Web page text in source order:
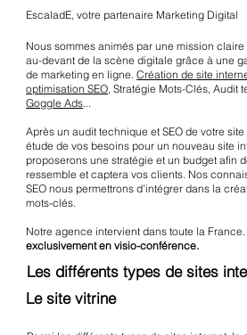
EscaladE, votre partenaire Marketing Digital
Nous sommes animés par une mission
au-devant de la scène digitale grâce à une
de marketing en ligne.Création de site
optimisation SEO , Stratégie Mots-Clés, Audit
Goggle Ads
Après un audit technique et SEO de votre
étude de vos besoins pour un nouveau site
proposerons une stratégie et un budget afin
ressemble et captera vos clients. Nos
SEO nous permettrons d'intégrer dans la
mots-clés.
Notre agence intervient dans toute la France.
exclusivement en visio-conférence.
Les différents types de sites
Le site vitrine